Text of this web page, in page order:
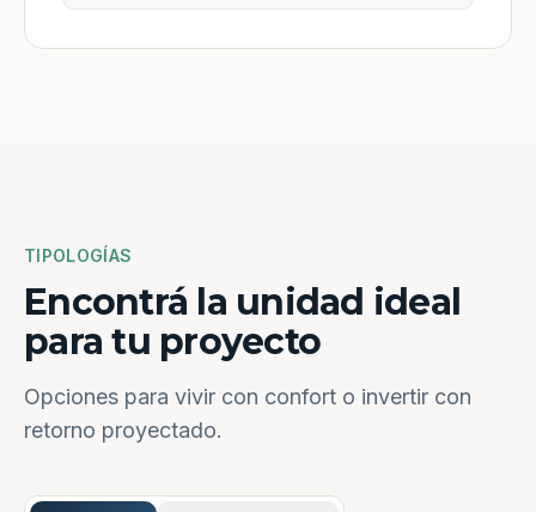
TIPOLOGÍAS
Encontrá la unidad ideal
para tu proyecto
Opciones para vivir con confort o invertir con
retorno proyectado.